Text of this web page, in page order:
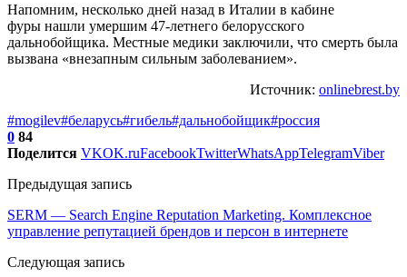
Напомним, несколько дней назад в Италии в кабине
фуры нашли умершим 47-летнего белорусского
дальнобойщика. Местные медики заключили, что смерть была
вызвана «внезапным сильным заболеванием».
Источник: onlinebrest.by
#mogilev#беларусь#гибель#дальнобойщик#россия
0 84
Поделится VKOK.ruFacebookTwitterWhatsAppTelegramViber
Предыдущая запись
SERM — Search Engine Reputation Marketing. Комплексное
управление репутацией брендов и персон в интернете
Следующая запись